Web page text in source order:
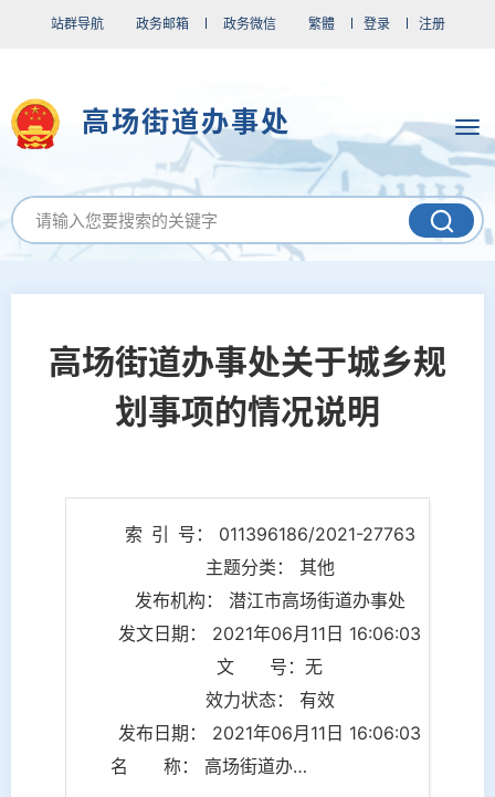
站群导航 政务邮箱 政务微信 繁體 登录 注册
高场街道办事处
高场街道办事处关于城乡规
划事项的情况说明
索 引 号： 011396186/2021-27763
主题分类： 其他
发布机构： 潜江市高场街道办事处
发文日期： 2021年06月11日 16:06:03
文 号：无
效力状态： 有效
发布日期： 2021年06月11日 16:06:03
名 称： 高场街道办事处关于城乡规划事项的情况说明